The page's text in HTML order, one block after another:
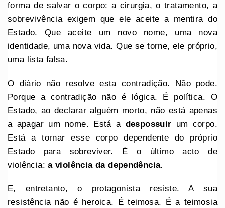
forma de salvar o corpo: a cirurgia, o tratamento, a
sobrevivência exigem que ele aceite a mentira do
Estado. Que aceite um novo nome, uma nova
identidade, uma nova vida. Que se torne, ele próprio,
uma lista falsa.
O diário não resolve esta contradição. Não pode.
Porque a contradição não é lógica. É política. O
Estado, ao declarar alguém morto, não está apenas
a apagar um nome. Está a despossuir um corpo.
Está a tornar esse corpo dependente do próprio
Estado para sobreviver. É o último acto de
violência:a violência da dependência.
E, entretanto, o protagonista resiste. A sua
resistência não é heroica. É teimosa. É a teimosia